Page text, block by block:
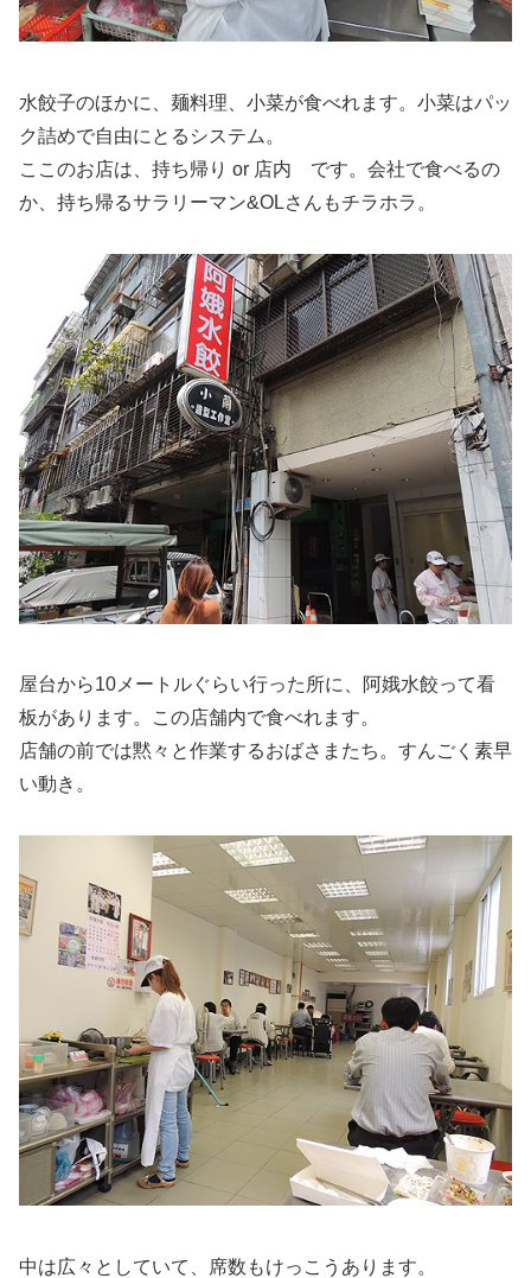
水餃子のほかに、麺料理、小菜が食べれます。小菜はパッ
ク詰めで自由にとるシステム。
ここのお店は、持ち帰り or 店内 です。会社で食べるの
か、持ち帰るサラリーマン&OLさんもチラホラ。
屋台から10メートルぐらい行った所に、阿娥水餃って看
板があります。この店舗内で食べれます。
店舗の前では黙々と作業するおばさまたち。すんごく素早
い動き。
中は広々としていて、席数もけっこうあります。